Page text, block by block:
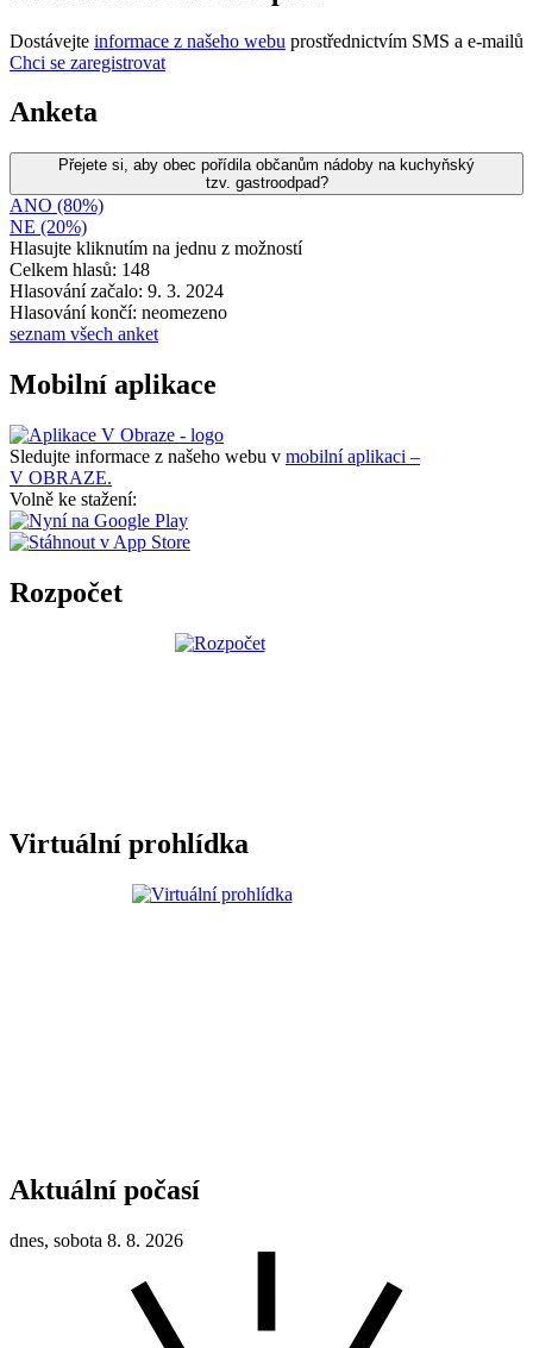
Dostávejte informace z našeho webu prostřednictvím SMS a e-mailů
Chci se zaregistrovat
Anketa
Přejete si, aby obec pořídila občanům nádoby na kuchyňský
tzv. gastroodpad?
ANO (80%)
NE (20%)
Hlasujte kliknutím na jednu z možností
Celkem hlasů: 148
Hlasování začalo: 9. 3. 2024
Hlasování končí: neomezeno
seznam všech anket
Mobilní aplikace
Sledujte informace z našeho webu v mobilní aplikaci –
V OBRAZE.
Volně ke stažení:
Rozpočet
Virtuální prohlídka
Aktuální počasí
dnes, sobota 8. 8. 2026